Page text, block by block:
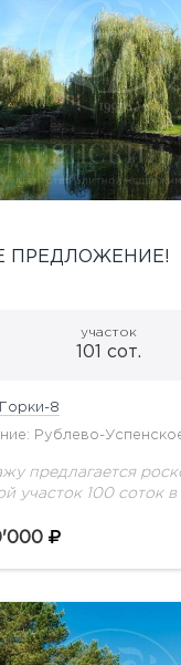
ПРЕДЛОЖЕНИЕ!
участок
101 сот.
Горки-8
Рублево-
предлагается
участок 100 соток в